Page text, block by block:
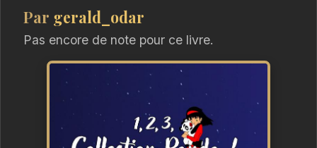
Par gerald_odar
Pas encore de note pour ce livre.